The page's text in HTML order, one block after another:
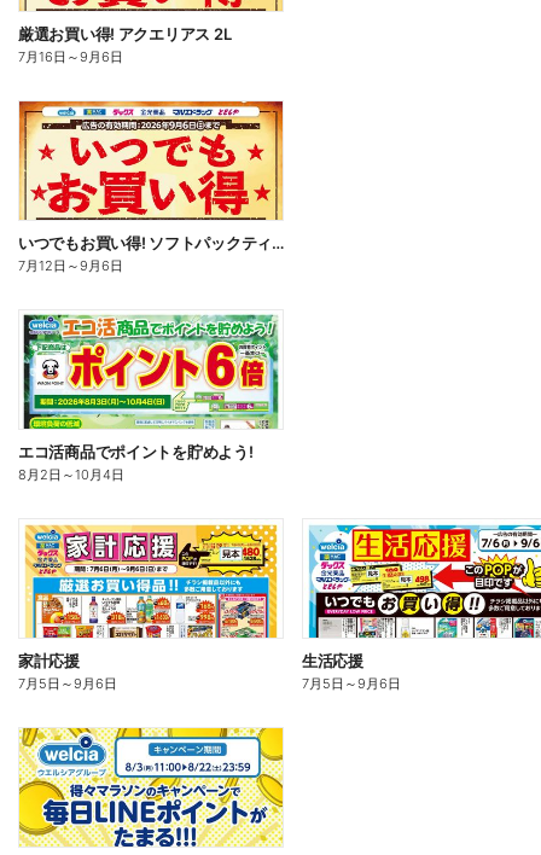
厳選お買い得! アクエリアス 2L
7月16日 ～9月6日
いつでもお買い得! ソフトパックティッシュ
7月12日 ～9月6日
エコ活商品でポイントを貯めよう!
8月2日 ～10月4日
家計応援
7月5日 ～9月6日
生活応援
7月5日 ～9月6日